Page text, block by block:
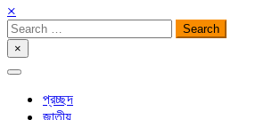
×
Search
for:
×
প্রচ্ছদ
জাতীয়